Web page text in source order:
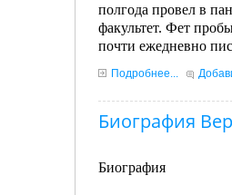
полгода провел в
факультет. Фет
почти ежедневно
Подробнее...
Биография
Биография